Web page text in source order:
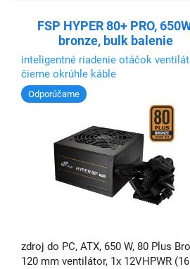
FSP HYPER 80+ PRO,
bronze, bulk balenie
inteligentné riadenie otáčok
čierne okrúhle káble
Odporúčame
zdroj do PC, ATX, 650 W, 80 Plus
120 mm ventilátor, 1x 12VHPWR